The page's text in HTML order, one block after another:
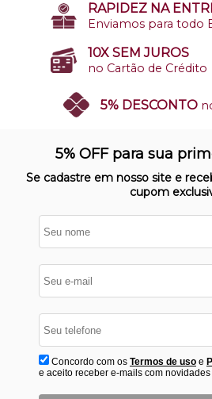
RAPIDEZ NA
Enviamos para todo
10X SEM JUROS
no Cartão de Crédito
5% DESCONTO
Nosso site opera em
protegido
5% OFF para sua
Se cadastre em nosso site e
cupom
Concordo com os Termos de usoe
e aceito receber e-mails com